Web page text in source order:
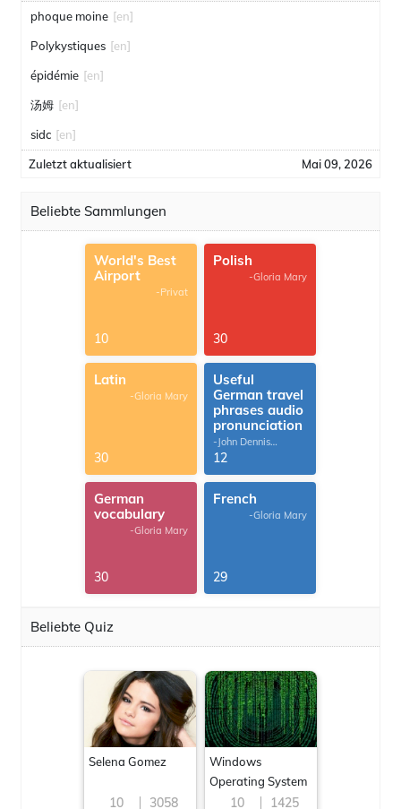
phoque moine [en]
Polykystiques [en]
épidémie [en]
汤姆 [en]
sidc [en]
Zuletzt aktualisiert Mai 09, 2026
Beliebte Sammlungen
World's Best
Airport
-Privat
10
Polish
-Gloria Mary
30
Latin
-Gloria Mary
30
Useful
German travel
phrases audio
pronunciation
-John Dennis
G.Thomas
12
German
vocabulary
-Gloria Mary
30
French
-Gloria Mary
29
Beliebte Quiz
Selena Gomez
10 3058
Windows
Operating System
10 1425